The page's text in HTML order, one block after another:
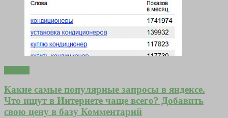
Какие самые популярные запросы в яндексе.
Что ищут в Интернете чаще всего? Добавить
свою цену в базу Комментарий